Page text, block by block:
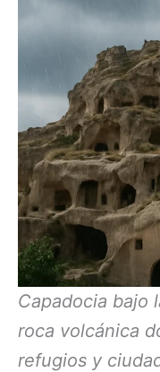
Capadocia bajo
roca volcánica
refugios y